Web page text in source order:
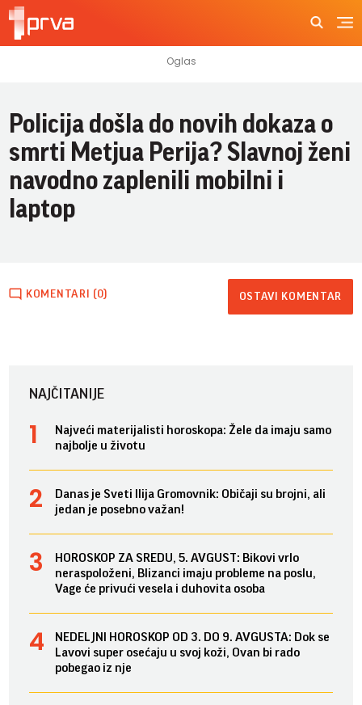
Policija došla do novih dokaza o
smrti Metjua Perija? Slavnoj ženi
navodno zaplenili mobilni i
laptop
KOMENTARI (0) OSTAVI KOMENTAR
NAJČITANIJE
Najveći materijalisti horoskopa: Žele da imaju samo
najbolje u životu
Danas je Sveti Ilija Gromovnik: Običaji su brojni, ali
jedan je posebno važan!
HOROSKOP ZA SREDU, 5. AVGUST: Bikovi vrlo
neraspoloženi, Blizanci imaju probleme na poslu,
Vage će privući vesela i duhovita osoba
NEDELJNI HOROSKOP OD 3. DO 9. AVGUSTA: Dok se
Lavovi super osećaju u svoj koži, Ovan bi rado
pobegao iz nje